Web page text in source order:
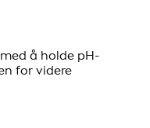
å holde pH-
for videre